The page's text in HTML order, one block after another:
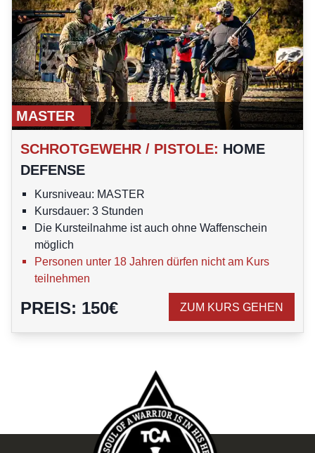
MASTER
SCHROTGEWEHR / PISTOLE: HOME
DEFENSE
Kursniveau: MASTER
Kursdauer: 3 Stunden
Die Kursteilnahme ist auch ohne Waffenschein
möglich
Personen unter 18 Jahren dürfen nicht am Kurs
teilnehmen
PREIS: 150€ ZUM KURS GEHEN